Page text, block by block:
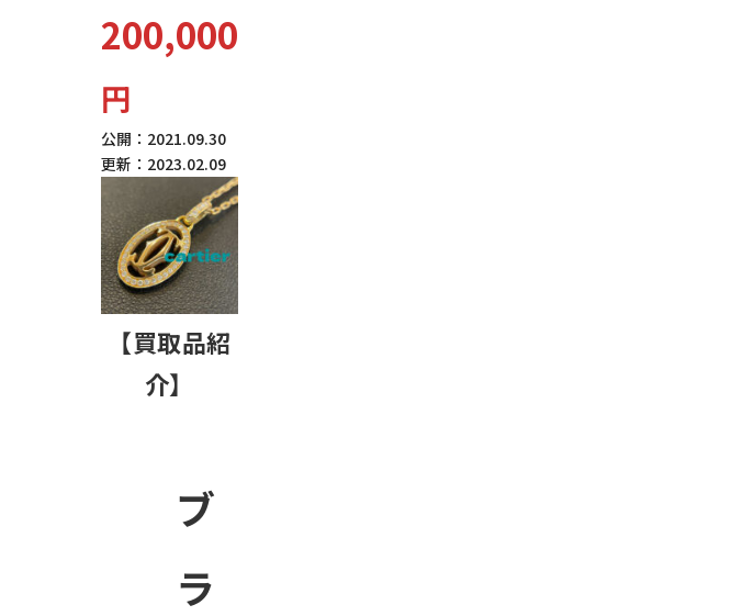
200,000
円
公開： 2021.09.30
更新： 2023.02.09
【買取品紹
介】
ブ
ラ